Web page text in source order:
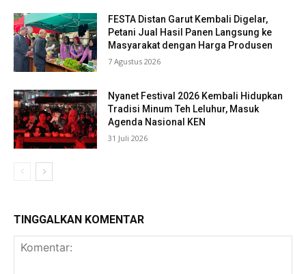
FESTA Distan Garut Kembali Digelar,
Petani Jual Hasil Panen Langsung ke
Masyarakat dengan Harga Produsen
7 Agustus 2026
Nyanet Festival 2026 Kembali Hidupkan
Tradisi Minum Teh Leluhur, Masuk
Agenda Nasional KEN
31 Juli 2026
TINGGALKAN KOMENTAR